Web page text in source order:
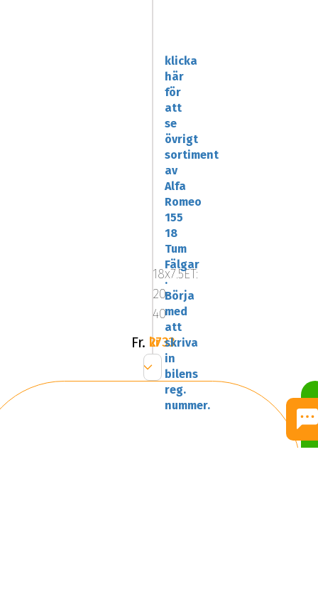
JAPAN
RACING
JR18
Bronze
18x7.5ET:
20-
40
Fr. 2733 kr
klicka
här
för
att
se
övrigt
sortiment
av
Alfa
Romeo
155
18
Tum
Fälgar
.
Börja
med
att
skriva
in
bilens
reg.
nummer.